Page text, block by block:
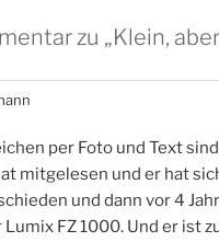
zu „Klein,
per Foto und Text
mitgelesen und er hat
und dann vor 4
FZ 1000. Und er ist